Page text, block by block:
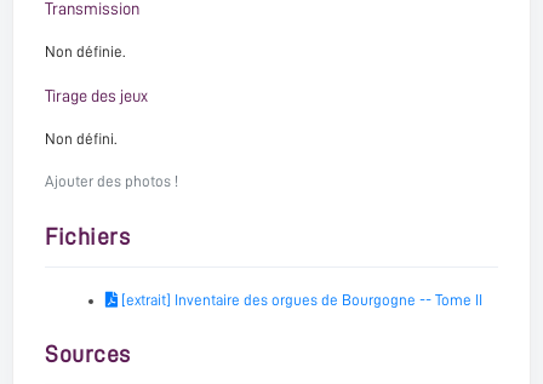
Transmission
Non définie.
Tirage des jeux
Non défini.
Ajouter des photos !
Fichiers
[extrait] Inventaire des orgues de Bourgogne -- Tome II
Sources